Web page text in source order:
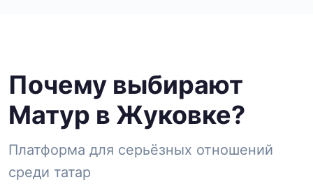
Почему выбирают
Матур в Жуковке?
Платформа для серьёзных отношений
среди татар